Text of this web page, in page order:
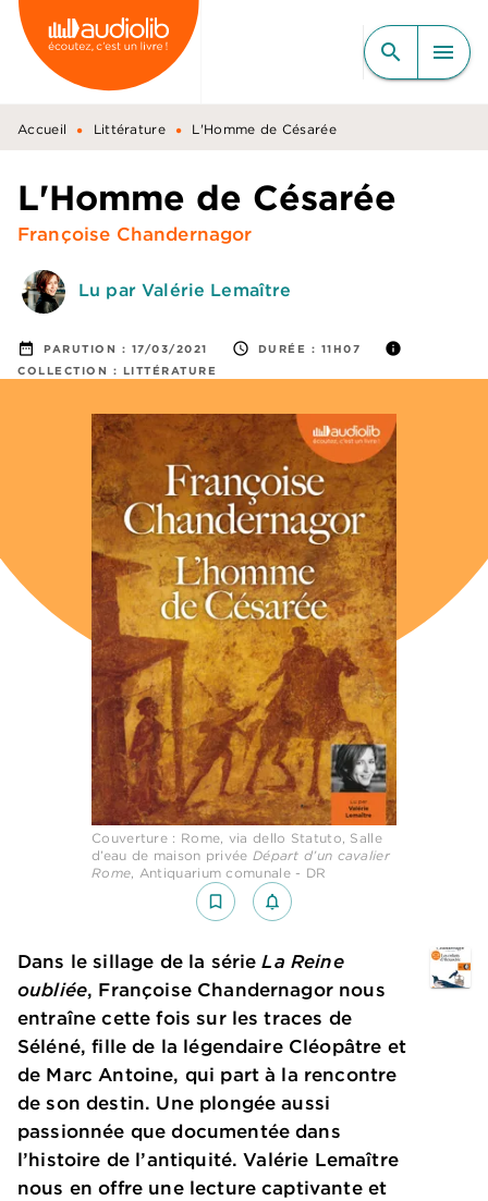
MENU RECHERCHE
CONTENU
PIED DE PAGE
search menu
Accueil • Littérature • L'Homme de Césarée
L'Homme de Césarée
Françoise Chandernagor
Lu par Valérie Lemaître
date_range PARUTION : 17/03/2021 access_time DURÉE : 11H07 info
COLLECTION : LITTÉRATURE
Couverture : Rome, via dello Statuto, Salle
d’eau de maison privée Départ d’un cavalier
Rome, Antiquarium comunale - DR
bookmark_border notifications_none_outlined
Dans le sillage de la sérieLa Reine
oubliée, Françoise Chandernagor nous
entraîne cette fois sur les traces de
Séléné, fille de la légendaire Cléopâtre et
de Marc Antoine, qui part à la rencontre
de son destin. Une plongée aussi
passionnée que documentée dans
l’histoire de l’antiquité. Valérie Lemaître
nous en offre une lecture captivante et